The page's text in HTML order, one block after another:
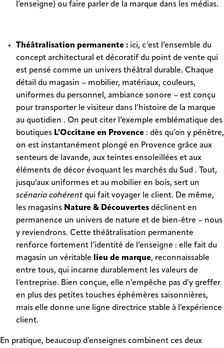
l’enseigne) ou faire parler de la marque dans les médias.
Théâtralisation permanente : ici, c’est l’ensemble du
concept architectural et décoratif du point de vente qui
est pensé comme un univers théâtral durable. Chaque
détail du magasin – mobilier, matériaux, couleurs,
uniformes du personnel, ambiance sonore – est conçu
pour transporter le visiteur dans l’histoire de la marque
au quotidien . On peut citer l’exemple emblématique des
boutiques L’Occitane en Provence : dès qu’on y pénètre,
on est instantanément plongé en Provence grâce aux
senteurs de lavande, aux teintes ensoleillées et aux
éléments de décor évoquant les marchés du Sud . Tout,
jusqu’aux uniformes et au mobilier en bois, sert un
scénario cohérent qui fait voyager le client. De même,
les magasins Nature & Découvertes déclinent en
permanence un univers de nature et de bien-être – nous
y reviendrons. Cette théâtralisation permanente
renforce fortement l’identité de l’enseigne : elle fait du
magasin un véritable
lieu de marque, reconnaissable
entre tous, qui incarne durablement les valeurs de
l’entreprise. Bien conçue, elle n’empêche pas d’y greffer
en plus des petites touches éphémères saisonnières,
mais elle donne une ligne directrice stable à l’expérience
client.
En pratique, beaucoup d’enseignes combinent ces deux